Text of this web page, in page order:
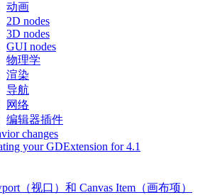
动画
2D nodes
3D nodes
GUI nodes
物理学
渲染
导航
网络
编辑器插件
changes
your GDExtension for 4.1
（视口）和 Canvas Item（画布项）